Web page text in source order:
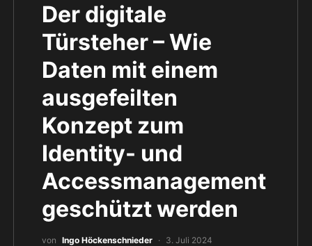
Der digitale
Türsteher – Wie
Daten mit einem
ausgefeilten
Konzept zum
Identity- und
Accessmanagement
geschützt werden
von Ingo Höckenschnieder 3. Juli 2024